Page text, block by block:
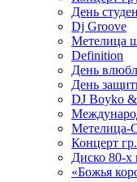
День
Dj Groove
Метелица
Definition
День
День
DJ Boyko
Метелица-
Концерт
Диско 80-
«Божья